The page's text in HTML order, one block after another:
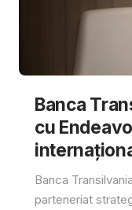
Banca
cu
Banca
parteneriat